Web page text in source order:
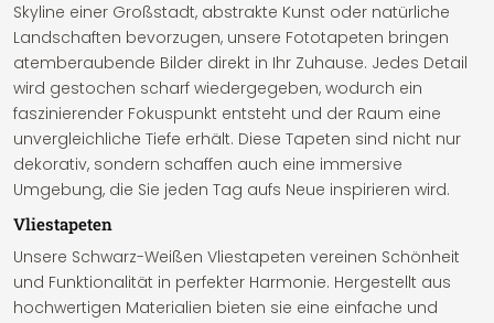
Skyline einer Großstadt, abstrakte Kunst oder natürliche
Landschaften bevorzugen, unsere Fototapeten bringen
atemberaubende Bilder direkt in Ihr Zuhause. Jedes Detail
wird gestochen scharf wiedergegeben, wodurch ein
faszinierender Fokuspunkt entsteht und der Raum eine
unvergleichliche Tiefe erhält. Diese Tapeten sind nicht nur
dekorativ, sondern schaffen auch eine immersive
Umgebung, die Sie jeden Tag aufs Neue inspirieren wird.
Vliestapeten
Unsere Schwarz-Weißen Vliestapeten vereinen Schönheit
und Funktionalität in perfekter Harmonie. Hergestellt aus
hochwertigen Materialien bieten sie eine einfache und